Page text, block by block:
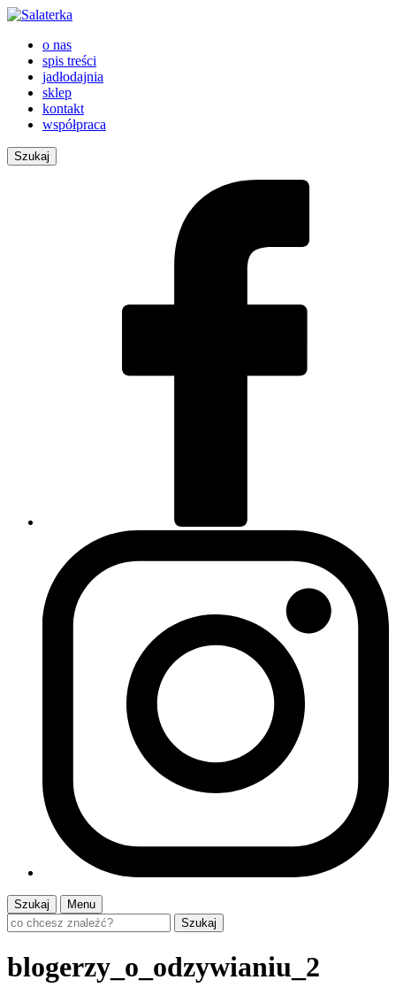
o nas
spis treści
jadłodajnia
sklep
kontakt
współpraca
Szukaj
Szukaj
Menu
Szukaj
blogerzy_o_odzywianiu_2